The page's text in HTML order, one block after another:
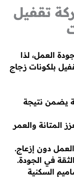
تقفيل
العمل، لذا
بلكونات زجاج
يضمن نتيجة
المتانة والعمر
دون إزعاج.
في الجودة.
السكنية